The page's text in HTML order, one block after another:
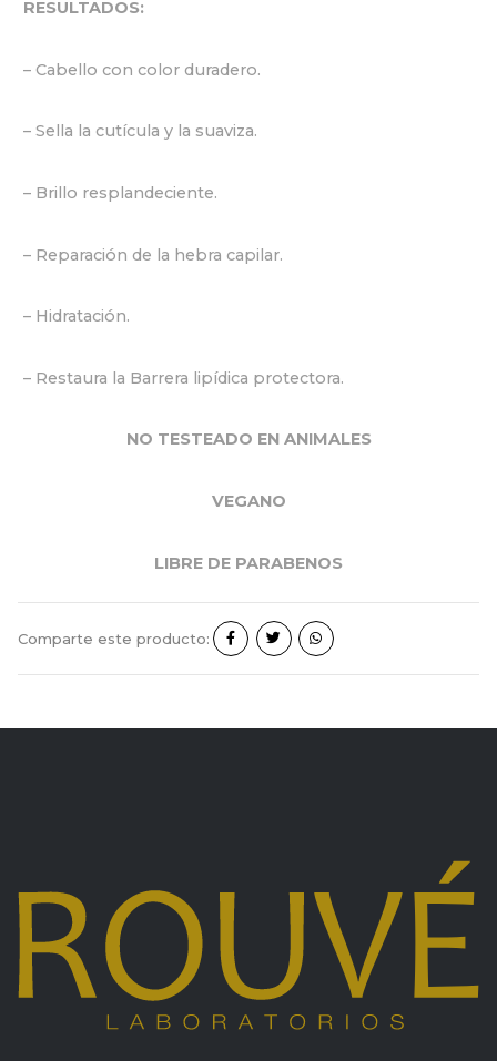
RESULTADOS:
– Cabello con color duradero.
– Sella la cutícula y la suaviza.
– Brillo resplandeciente.
– Reparación de la hebra capilar.
– Hidratación.
– Restaura la Barrera lipídica protectora.
NO TESTEADO EN ANIMALES
VEGANO
LIBRE DE PARABENOS
Comparte este producto: